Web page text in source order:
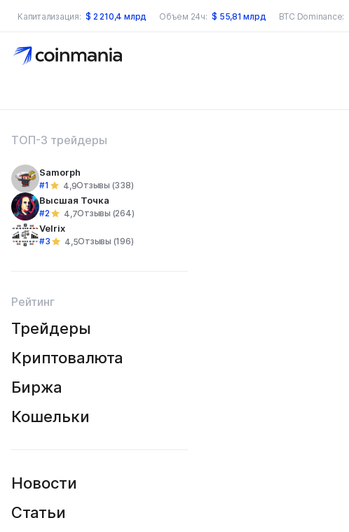
Капитализация: $ 2 210,4 млрд Объем 24ч: $ 55,81 млрд BTC Dominance:
по сайту
ТОП-3 трейдеры
Samorph
#1 4,9Отзывы (338)
Высшая Точка
#2 4,7Отзывы (264)
Velrix
#3 4,5Отзывы (196)
Рейтинг
Трейдеры
Криптовалюта
Биржа
Кошельки
Новости
Статьи